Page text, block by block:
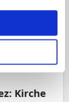
in
Kirche